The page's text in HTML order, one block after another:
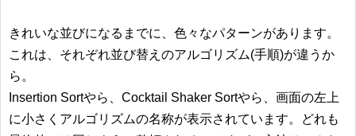
きれいな並びになるまでに、色々なパターンがあります。
これは、それぞれ並び替えのアルゴリズム(手順)が違うか
ら。
Insertion Sortやら、Cocktail Shaker Sortやら、画面の左上
に小さくアルゴリズムの名称が表示されています。どれも